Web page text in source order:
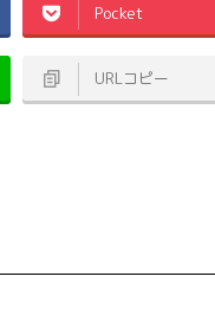
Pocket
URLコピー